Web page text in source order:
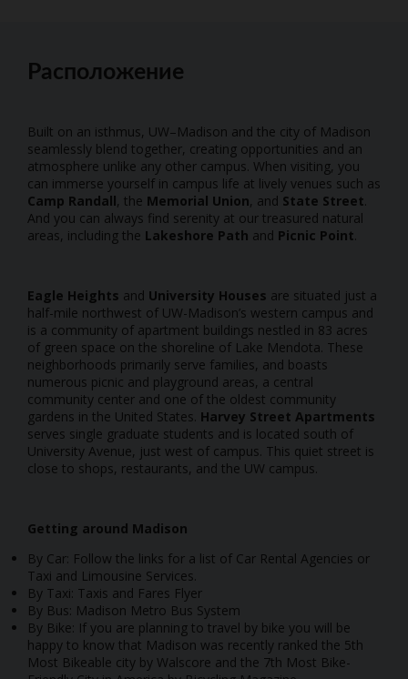
Расположение
Built on an isthmus, UW–Madison and the city of Madison
seamlessly blend together, creating opportunities and an
atmosphere unlike any other campus. When visiting, you
can immerse yourself in campus life at lively venues such as
Camp Randall, the Memorial Union, and State Street
And you can always find serenity at our treasured natural
areas, including the Lakeshore Path and Picnic Point
Eagle Heights and University Houses are situated just a
half-mile northwest of UW-Madison’s western campus and
is a community of apartment buildings nestled in 83 acres
of green space on the shoreline of Lake Mendota. These
neighborhoods primarily serve families, and boasts
numerous picnic and playground areas, a central
community center and one of the oldest community
gardens in the United States. Harvey Street Apartments
serves single graduate students and is located south of
University Avenue, just west of campus. This quiet street is
close to shops, restaurants, and the UW campus.
Getting around Madison
By Car: Follow the links for a list of Car Rental Agencies or
Taxi and Limousine Services.
By Taxi: Taxis and Fares Flyer
By Bus: Madison Metro Bus System
By Bike: If you are planning to travel by bike you will be
happy to know that Madison was recently ranked the 5th
Most Bikeable city by Walscore and the 7th Most Bike-